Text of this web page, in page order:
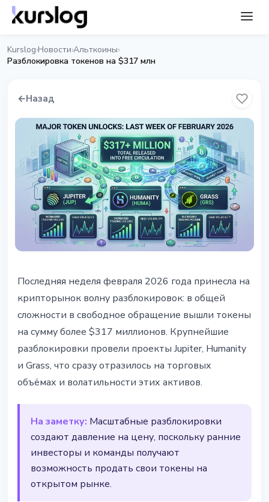
Kurslog›Новости›Альткоины›
Разблокировка токенов на $317 млн
←Назад
Разблокировка токенов на $317
млн: что это значит
28 февраля 2026 г.2 мин чтения
Наталия Дорофеева
Последняя неделя февраля 2026 года принесла на
крипторынок волну разблокировок: в общей
сложности в свободное обращение вышли токены
на сумму более $317 миллионов. Крупнейшие
разблокировки провели проекты Jupiter, Humanity
и Grass, что сразу отразилось на торговых
объёмах и волатильности этих активов.
На заметку: Масштабные разблокировки
создают давление на цену, поскольку ранние
инвесторы и команды получают
возможность продать свои токены на
открытом рынке.